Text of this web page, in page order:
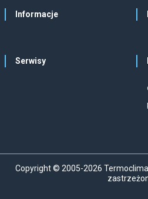
Informacje
Serwisy
Copyright © 2005-2026